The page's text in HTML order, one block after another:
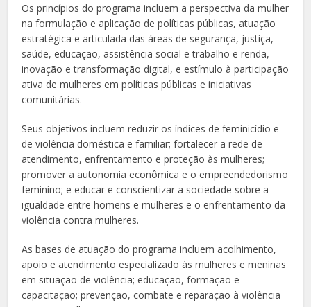
Os princípios do programa incluem a perspectiva da mulher
na formulação e aplicação de políticas públicas, atuação
estratégica e articulada das áreas de segurança, justiça,
saúde, educação, assistência social e trabalho e renda,
inovação e transformação digital, e estímulo à participação
ativa de mulheres em políticas públicas e iniciativas
comunitárias.
Seus objetivos incluem reduzir os índices de feminicídio e
de violência doméstica e familiar; fortalecer a rede de
atendimento, enfrentamento e proteção às mulheres;
promover a autonomia econômica e o empreendedorismo
feminino; e educar e conscientizar a sociedade sobre a
igualdade entre homens e mulheres e o enfrentamento da
violência contra mulheres.
As bases de atuação do programa incluem acolhimento,
apoio e atendimento especializado às mulheres e meninas
em situação de violência; educação, formação e
capacitação; prevenção, combate e reparação à violência